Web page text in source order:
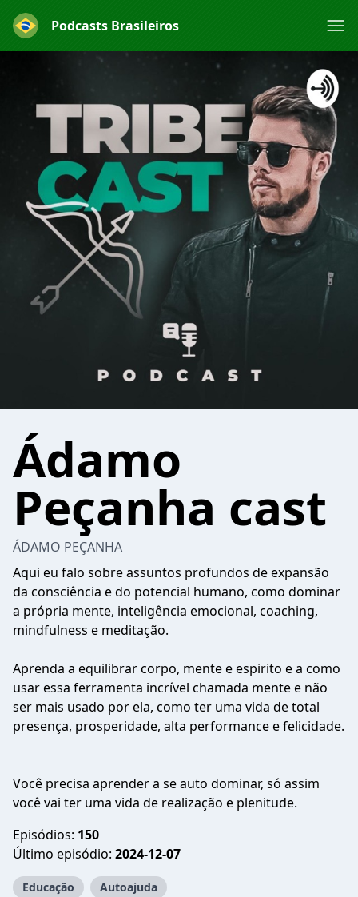
Podcasts Brasileiros
Ádamo
Peçanha cast
ÁDAMO PEÇANHA
Aqui eu falo sobre assuntos profundos de expansão
da consciência e do potencial humano, como dominar
a própria mente, inteligência emocional, coaching,
mindfulness e meditação.
Aprenda a equilibrar corpo, mente e espirito e a como
usar essa ferramenta incrível chamada mente e não
ser mais usado por ela, como ter uma vida de total
presença, prosperidade, alta performance e felicidade.
Você precisa aprender a se auto dominar, só assim
você vai ter uma vida de realização e plenitude.
Episódios: 150
Último episódio: 2024-12-07
Educação Autoajuda